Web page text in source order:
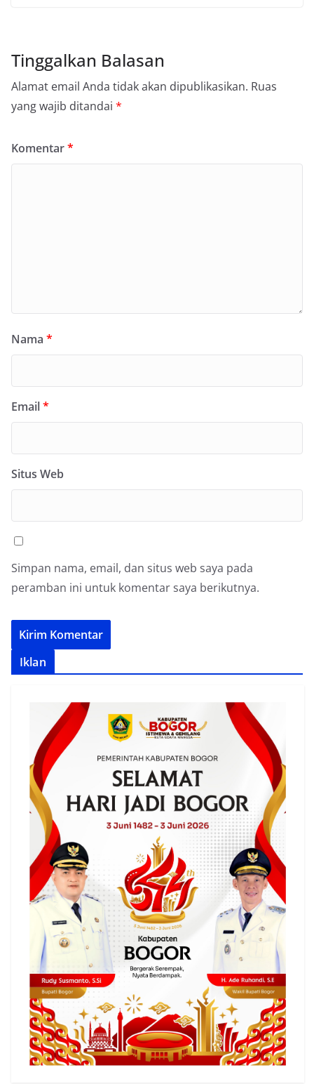
Tinggalkan Balasan
Alamat email Anda tidak akan dipublikasikan. Ruas
yang wajib ditandai *
Komentar*
Nama *
Email*
Situs Web
Simpan nama, email, dan situs web saya pada
peramban ini untuk komentar saya berikutnya.
Iklan